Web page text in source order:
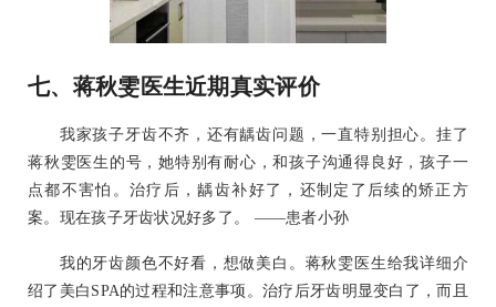
七、蒋秋雯医生近期真实评价
我家孩子牙齿不齐，还有龋齿问题，一直特别担心。挂了
蒋秋雯医生的号，她特别有耐心，和孩子沟通得良好，孩子一
点都不害怕。治疗后，龋齿补好了，还制定了后续的矫正方
案。现在孩子牙齿状况好多了。 ——患者小孙
我的牙齿颜色不好看，想做美白。蒋秋雯医生给我详细介
绍了美白SPA的过程和注意事项。治疗后牙齿明显变白了，而且